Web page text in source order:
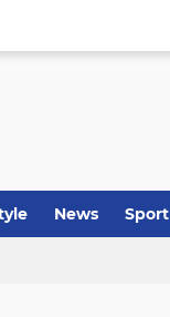
News Sport